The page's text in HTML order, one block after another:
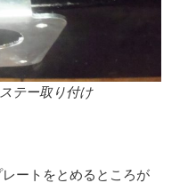
テー取り付け
ートをとめるところが